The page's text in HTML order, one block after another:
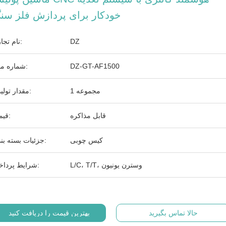
خودکار برای پردازش فلز
نام تجاری: DZ
شماره مدل: DZ-GT-AF1500
مقدار تولیدی: 1 مجموعه
قیمت: قابل مذاکره
جزئیات بسته بندی: کیس چوبی
شرایط پرداخت: L/C، T/T، وسترن یونیون
بهترین قیمت را دریافت کنید حالا تماس بگیرید